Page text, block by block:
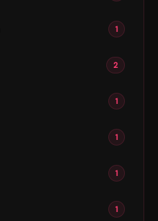
1
2
1
1
1
1